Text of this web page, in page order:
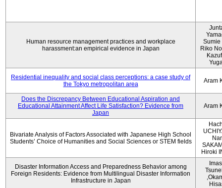
Human resource management practices and workplace
harassment:an empirical evidence in Japan
Sumie
Riko
Residential inequality and social class perceptions: a case study of
the Tokyo metropolitan area
Aram
Does the Discrepancy Between Educational Aspiration and
Educational Attainment Affect Life Satisfaction? Evidence from
Japan
Aram
Bivariate Analysis of Factors Associated with Japanese High School
Students’ Choice of Humanities and Social Sciences or STEM fields
Hiroki
Disaster Information Access and Preparedness Behavior among
Foreign Residents: Evidence from Multilingual Disaster Information
Infrastructure in Japan